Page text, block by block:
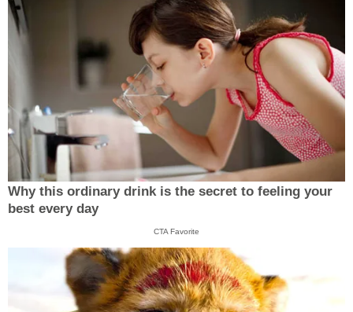
Why this ordinary drink is the secret to feeling your
best every day
CTA Favorite